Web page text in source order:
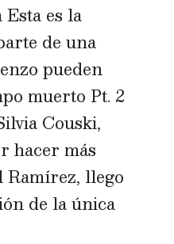
es la
de una
pueden
muerto Pt. 2
Couski,
hacer más
Ramírez, llego
de la única